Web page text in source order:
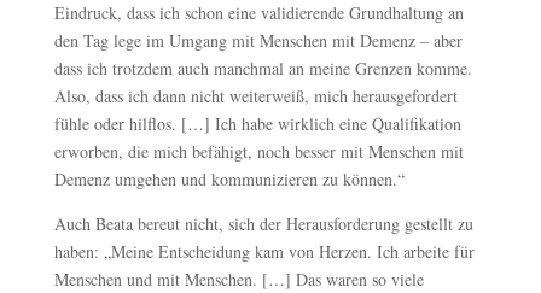
Eindruck, dass ich schon eine validierende Grundhaltung an
den Tag lege im Umgang mit Menschen mit Demenz – aber
dass ich trotzdem auch manchmal an meine Grenzen komme.
Also, dass ich dann nicht weiterweiß, mich herausgefordert
fühle oder hilflos. […] Ich habe wirklich eine Qualifikation
erworben, die mich befähigt, noch besser mit Menschen mit
Demenz umgehen und kommunizieren zu können.“
Auch Beata bereut nicht, sich der Herausforderung gestellt zu
haben: „Meine Entscheidung kam von Herzen. Ich arbeite für
Menschen und mit Menschen. […] Das waren so viele